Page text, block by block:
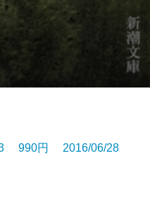
3 990円 2016/06/28